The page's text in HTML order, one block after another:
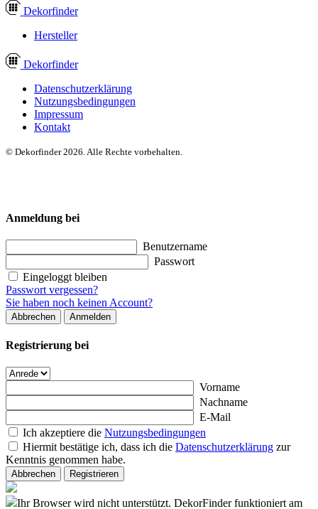
Dekorfinder
Hersteller
Dekorfinder
Datenschutzerklärung
Nutzungsbedingungen
Impressum
Kontakt
© Dekorfinder 2026. Alle Rechte vorbehalten.
Anmeldung bei
Benutzername
Passwort
Eingeloggt bleiben
Passwort vergessen?
Sie haben noch keinen Account?
Abbrechen Anmelden
Registrierung bei
Vorname
Nachname
E-Mail
Ich akzeptiere die Nutzungsbedingungen
Hiermit bestätige ich, dass ich die Datenschutzerklärung zur
Kenntnis genommen habe.
Abbrechen Registrieren
Ihr Browser wird nicht unterstützt. DekorFinder funktioniert am